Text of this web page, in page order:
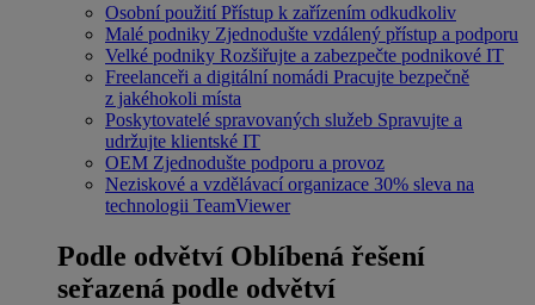
Osobní použití Přístup k zařízením odkudkoliv
Malé podniky Zjednodušte vzdálený přístup a podporu
Velké podniky Rozšiřujte a zabezpečte podnikové IT
Freelanceři a digitální nomádi Pracujte bezpečně
z jakéhokoli místa
Poskytovatelé spravovaných služeb Spravujte a
udržujte klientské IT
OEM Zjednodušte podporu a provoz
Neziskové a vzdělávací organizace 30% sleva na
technologii TeamViewer
Podle odvětví Oblíbená řešení
seřazená podle odvětví